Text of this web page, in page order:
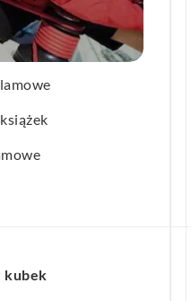
kubek